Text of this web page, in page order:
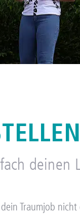
deinen
Traumjob